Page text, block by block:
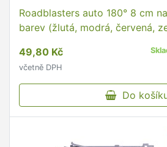
Roadblasters auto 180° 8 cm
barev (žlutá, modrá, červená,
49,80 Kč
včetně DPH
Do